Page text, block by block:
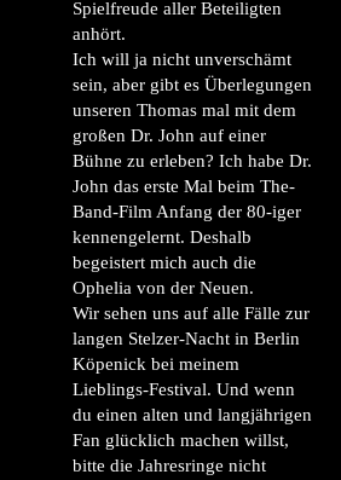
Spielfreude aller Beteiligten
anhört.
Ich will ja nicht unverschämt
sein, aber gibt es Überlegungen
unseren Thomas mal mit dem
großen Dr. John auf einer
Bühne zu erleben? Ich habe Dr.
John das erste Mal beim The-
Band-Film Anfang der 80-iger
kennengelernt. Deshalb
begeistert mich auch die
Ophelia von der Neuen.
Wir sehen uns auf alle Fälle zur
langen Stelzer-Nacht in Berlin
Köpenick bei meinem
Lieblings-Festival. Und wenn
du einen alten und langjährigen
Fan glücklich machen willst,
bitte die Jahresringe nicht